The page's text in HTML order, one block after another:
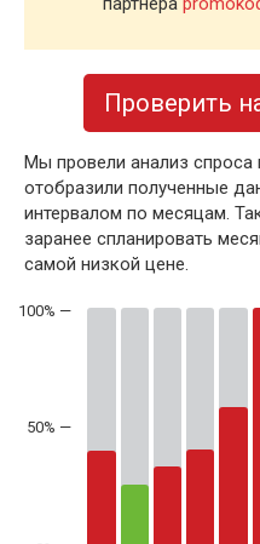
Проверить
Мы провели анализ спроса
отобразили полученные
интервалом по месяцам.
заранее спланировать
самой низкой цене.
50% —